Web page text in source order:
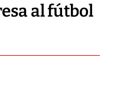
al fútbol